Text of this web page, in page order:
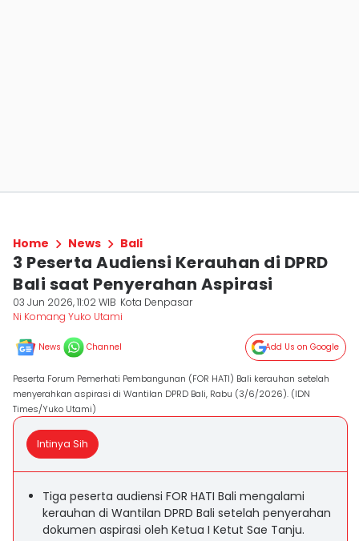
Home News Bali
3 Peserta Audiensi Kerauhan di DPRD
Bali saat Penyerahan Aspirasi
03 Jun 2026, 11:02 WIB Kota Denpasar
Ni Komang Yuko Utami
News Channel Add Us on Google
Peserta Forum Pemerhati Pembangunan (FOR HATI) Bali kerauhan setelah
menyerahkan aspirasi di Wantilan DPRD Bali, Rabu (3/6/2026). (IDN
Times/Yuko Utami)
Intinya Sih
Tiga peserta audiensi FOR HATI Bali mengalami
kerauhan di Wantilan DPRD Bali setelah penyerahan
dokumen aspirasi oleh Ketua I Ketut Sae Tanju.